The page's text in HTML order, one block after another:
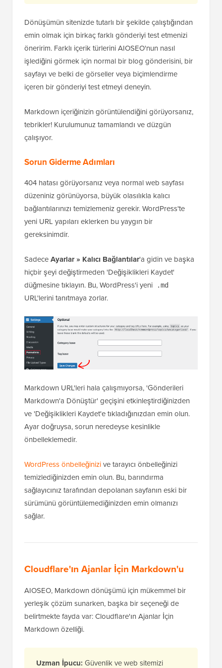
Dönüşümün sitenizde tutarlı bir şekilde çalıştığından
emin olmak için birkaç farklı gönderiyi test etmenizi
öneririm. Farklı içerik türlerini AIOSEO'nun nasıl
işlediğini görmek için normal bir blog gönderisini, bir
sayfayı ve belki de görseller veya biçimlendirme
içeren bir gönderiyi test etmeyi deneyin.
Markdown içeriğinizin görüntülendiğini görüyorsanız,
tebrikler! Kurulumunuz tamamlandı ve düzgün
çalışıyor.
Sorun Giderme Adımları
404 hatası görüyorsanız veya normal web sayfası
düzeniniz görünüyorsa, büyük olasılıkla kalıcı
bağlantılarınızı temizlemeniz gerekir. WordPress'te
yeni URL yapıları eklerken bu yaygın bir
gereksinimdir.
SadeceAyarlar » Kalıcı Bağlantılar'a gidin ve başka
hiçbir şeyi değiştirmeden 'Değişiklikleri Kaydet'
düğmesine tıklayın. Bu, WordPress'i yeni
.md
URL'lerini tanıtmaya zorlar.
Markdown URL'leri hala çalışmıyorsa, 'Gönderileri
Markdown'a Dönüştür' geçişini etkinleştirdiğinizden
ve 'Değişiklikleri Kaydet'e tıkladığınızdan emin olun.
Ayar doğruysa, sorun neredeyse kesinlikle
önbelleklemedir.
WordPress önbelleğinizive tarayıcı önbelleğinizi
temizlediğinizden emin olun. Bu, barındırma
sağlayıcınız tarafından depolanan sayfanın eski bir
sürümünü görüntülemediğinizden emin olmanızı
sağlar.
Cloudflare'ın Ajanlar İçin Markdown'u
AIOSEO, Markdown dönüşümü için mükemmel bir
yerleşik çözüm sunarken, başka bir seçeneği de
belirtmekte fayda var: Cloudflare'ın Ajanlar İçin
Markdown özelliği.
Uzman İpucu: Güvenlik ve web sitemizi